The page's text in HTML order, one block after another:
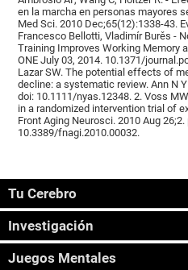
en la marcha en personas mayores
Med Sci. 2010 Dec;65(12):1338-43.
Francesco Bellotti, Vladimír Burěs -
Training Improves Working Memory
ONE July 03, 2014. 10.1371/
Lazar SW. The potential effects of
decline: a systematic review. Ann N
doi: 10.1111/nyas.12348. 2. Voss
in a randomized intervention trial of
Front Aging Neurosci. 2010 Aug 26;2.
10.3389/fnagi.2010.00032.
Tu Cerebro
Investigación
Juegos Mentales